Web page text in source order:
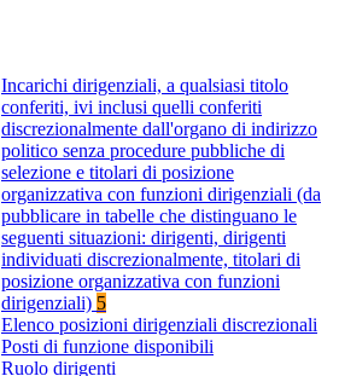
Incarichi dirigenziali, a qualsiasi titolo
conferiti, ivi inclusi quelli conferiti
discrezionalmente dall'organo di indirizzo
politico senza procedure pubbliche di
selezione e titolari di posizione
organizzativa con funzioni dirigenziali (da
pubblicare in tabelle che distinguano le
seguenti situazioni: dirigenti, dirigenti
individuati discrezionalmente, titolari di
posizione organizzativa con funzioni
dirigenziali) 5
Elenco posizioni dirigenziali discrezionali
Posti di funzione disponibili
Ruolo dirigenti